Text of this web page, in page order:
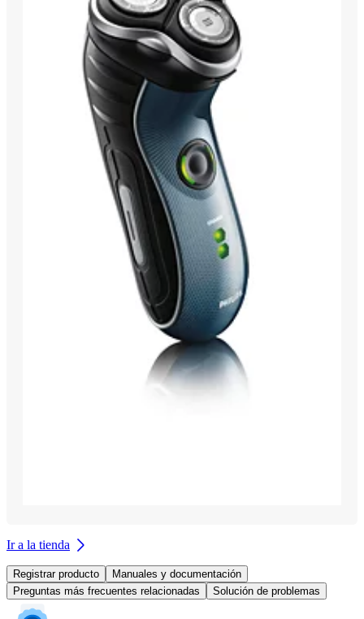
Ir a la tienda
Registrar producto
Manuales y documentación
Preguntas más frecuentes relacionadas
Solución de problemas